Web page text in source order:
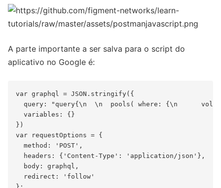
A parte importante a ser salva para o script do
aplicativo no Google é:
var graphql = JSON.stringify({
query: "query{\n  \n  pools( where: {\n      volumeUSD_gte:20000\n      totalValueLockedUSD_gte: 30000\n
  variables: {}
})
var requestOptions = {
  method: 'POST',
  headers: {'Content-Type': 'application/json'},
  body: graphql,
  redirect: 'follow'